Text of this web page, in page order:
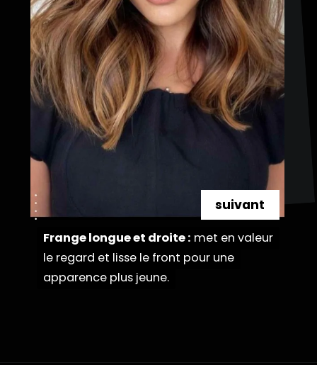
Frange longue et droite : met en valeur
le regard et lisse le front pour une
apparence plus jeune.
Frange longue et droite : met en valeur
le regard et lisse le front pour une
apparence plus jeune.
suivant